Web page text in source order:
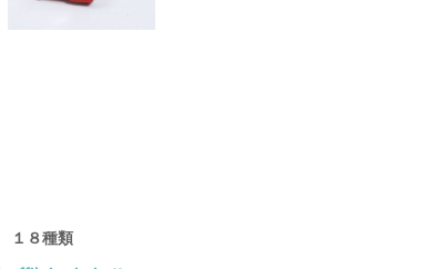
１８種類